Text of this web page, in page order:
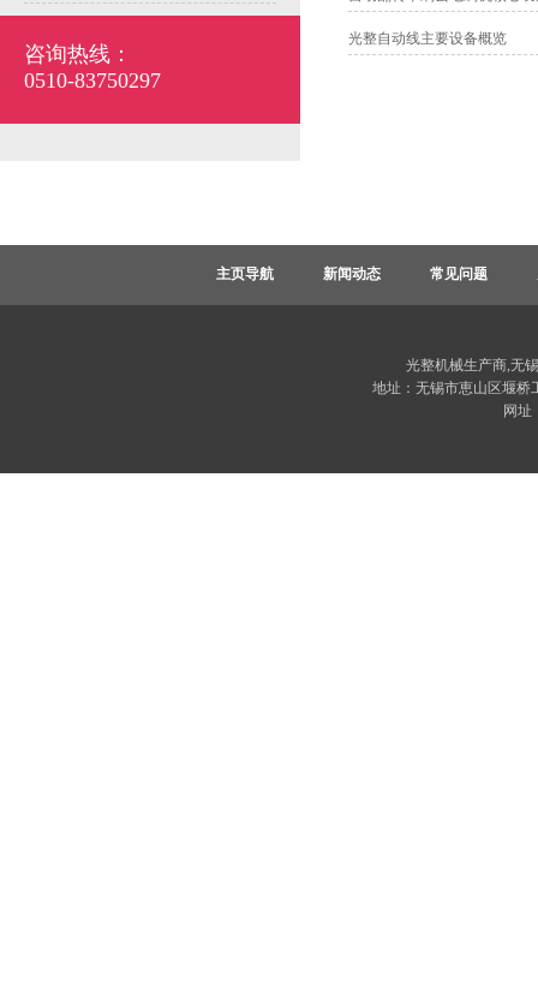
咨询热线：
0510-83750297
光整自动线主要设备概览
主页导航 新闻动态 常见问题
光整机械生产商,无
地址：无锡市恵山区堰桥
网址